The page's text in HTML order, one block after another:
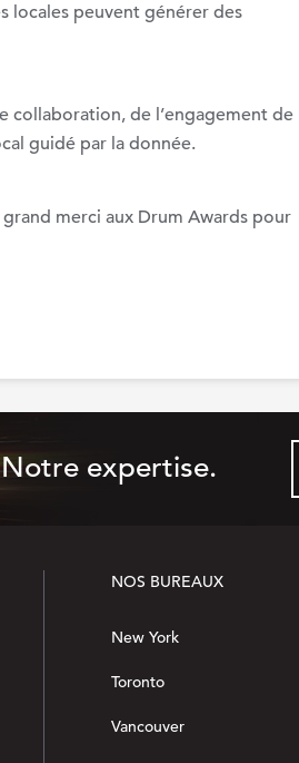
locales peuvent générer des
de l’engagement de
guidé par la donnée.
merci aux Drum Awards pour
expertise.
NOS BUREAUX
New York
Toronto
Vancouver